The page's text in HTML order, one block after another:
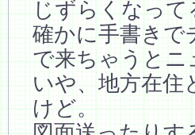
じずらくなって
確かに手書きで
で来ちゃうと
いや、地方在住
けど。